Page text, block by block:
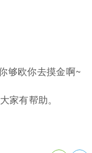
够欧你去摸金啊~
家有帮助。